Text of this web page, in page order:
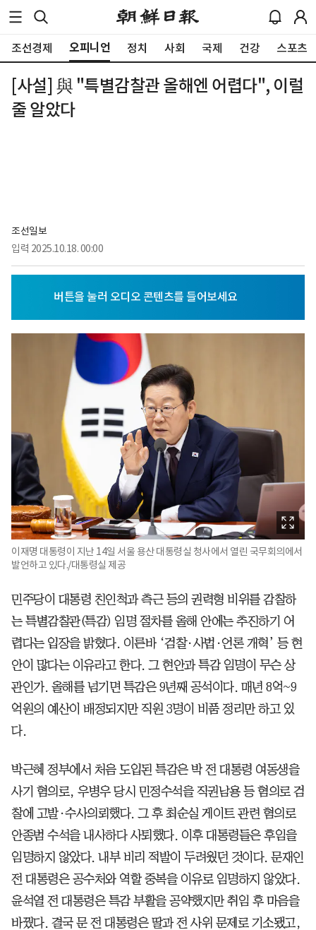
조선경제 오피니언 정치 사회 국제 건강 스포츠
[사설] 與 "특별감찰관 올해엔 어렵다", 이럴
줄 알았다
조선일보
입력 2025.10.18. 00:00
이재명 대통령이 지난 14일 서울 용산 대통령실 청사에서 열린 국무회의에서
발언하고 있다./대통령실 제공
민주당이 대통령 친인척과 측근 등의 권력형 비위를 감찰하
는 특별감찰관(특감) 임명 절차를 올해 안에는 추진하기 어
렵다는 입장을 밝혔다. 이른바 ‘검찰·사법·언론 개혁’ 등 현
안이 많다는 이유라고 한다. 그 현안과 특감 임명이 무슨 상
관인가. 올해를 넘기면 특감은 9년째 공석이다. 매년 8억~9
억원의 예산이 배정되지만 직원 3명이 비품 정리만 하고 있
다.
박근혜 정부에서 처음 도입된 특감은 박 전 대통령 여동생을
사기 혐의로, 우병우 당시 민정수석을 직권남용 등 혐의로 검
찰에 고발·수사의뢰했다. 그 후 최순실 게이트 관련 혐의로
안종범 수석을 내사하다 사퇴했다. 이후 대통령들은 후임을
임명하지 않았다. 내부 비리 적발이 두려웠던 것이다. 문재인
전 대통령은 공수처와 역할 중복을 이유로 임명하지 않았다.
윤석열 전 대통령은 특감 부활을 공약했지만 취임 후 마음을
바꿨다. 결국 문 전 대통령은 딸과 전 사위 문제로 기소됐고,